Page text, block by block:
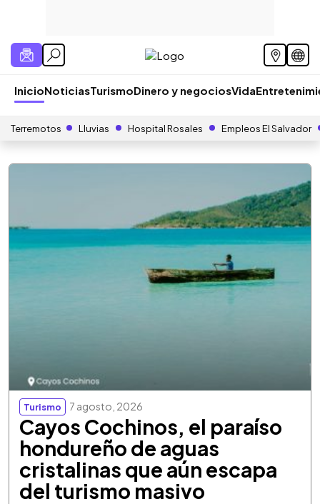
InicioNoticiasTurismoDinero y negociosVida
Terremotos Lluvias Hospital Rosales Empleos El Salvador
Turismo 7 agosto, 2026
Cayos Cochinos, el paraíso
hondureño de aguas
cristalinas que aún escapa
del turismo masivo